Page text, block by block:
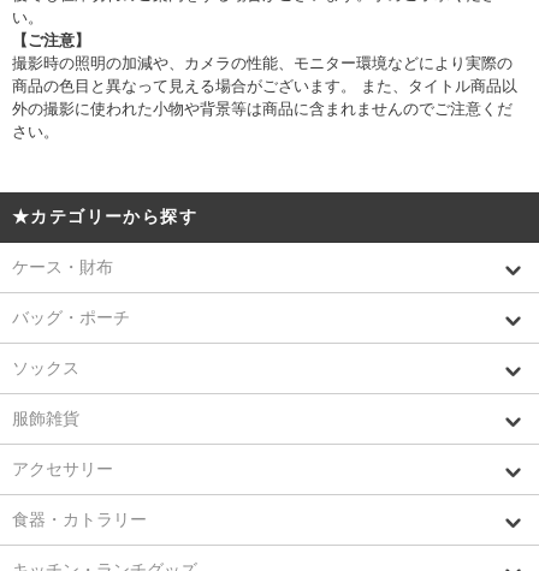
い。
【ご注意】
撮影時の照明の加減や、カメラの性能、モニター環境などにより実際の
商品の色目と異なって見える場合がございます。 また、タイトル商品以
外の撮影に使われた小物や背景等は商品に含まれませんのでご注意くだ
さい。
★カテゴリーから探す
ケース・財布
バッグ・ポーチ
ソックス
服飾雑貨
アクセサリー
食器・カトラリー